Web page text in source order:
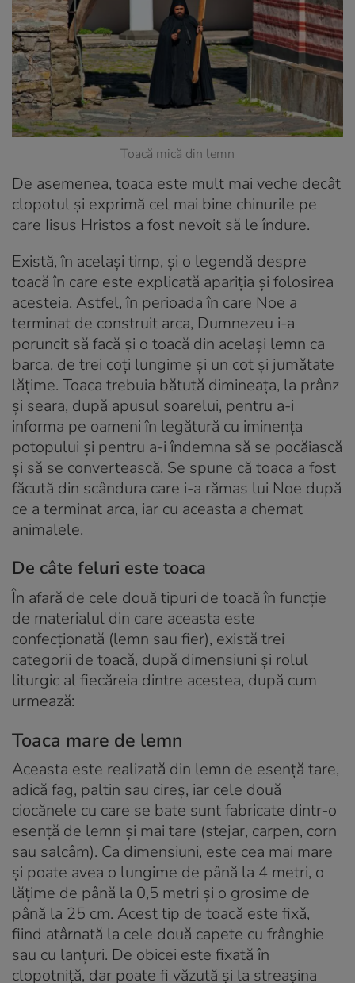
Toacă mică din lemn
De asemenea, toaca este mult mai veche decât
clopotul și exprimă cel mai bine chinurile pe
care Iisus Hristos a fost nevoit să le îndure.
Există, în același timp, și o legendă despre
toacă în care este explicată apariția și folosirea
acesteia. Astfel, în perioada în care Noe a
terminat de construit arca, Dumnezeu i-a
poruncit să facă și o toacă din același lemn ca
barca, de trei coți lungime și un cot și jumătate
lățime. Toaca trebuia bătută dimineața, la prânz
și seara, după apusul soarelui, pentru a-i
informa pe oameni în legătură cu iminența
potopului și pentru a-i îndemna să se pocăiască
și să se convertească. Se spune că toaca a fost
făcută din scândura care i-a rămas lui Noe după
ce a terminat arca, iar cu aceasta a chemat
animalele.
De câte feluri este toaca
În afară de cele două tipuri de toacă în funcție
de materialul din care aceasta este
confecționată (lemn sau fier), există trei
categorii de toacă, după dimensiuni și rolul
liturgic al fiecăreia dintre acestea, după cum
urmează:
Toaca mare de lemn
Aceasta este realizată din lemn de esență tare,
adică fag, paltin sau cireș, iar cele două
ciocănele cu care se bate sunt fabricate dintr-o
esență de lemn și mai tare (stejar, carpen, corn
sau salcâm). Ca dimensiuni, este cea mai mare
și poate avea o lungime de până la 4 metri, o
lățime de până la 0,5 metri și o grosime de
până la 25 cm. Acest tip de toacă este fixă,
fiind atârnată la cele două capete cu frânghie
sau cu lanțuri. De obicei este fixată în
clopotniță, dar poate fi văzută și la streașina